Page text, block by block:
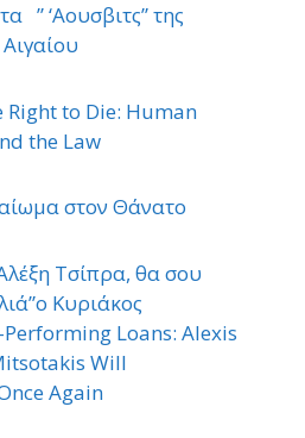
” ‘Αουσβιτς” της
to Die: Human
the Law
στον Θάνατο
Τσίπρα, θα σου
Κυριάκος
Loans: Alexis
Will
Again